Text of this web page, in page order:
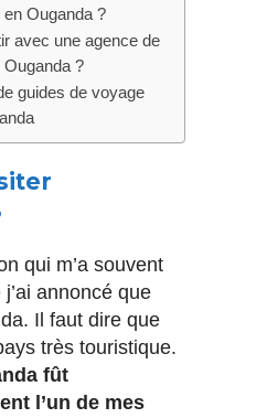
Ouganda ?
avec une agence de
?
guides de voyage
qui m’a souvent
annoncé que
Il faut dire que
très touristique.
fût
l’un de mes